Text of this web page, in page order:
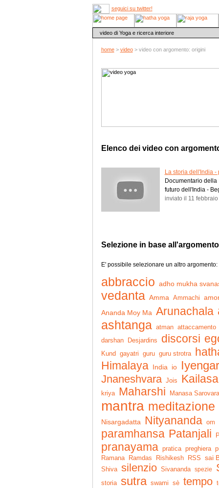
seguici su twitter!
video di Yoga e ricerca interiore
home> video> video con argomento: origini
Elenco dei video con
La storia dell'India -
Documentario della
futuro dell'India -
inviato il 11
Selezione in base all'argomento
E' possibile selezionare un altro argomento:
abbraccio adho mukha
vedanta Amma Ammachi
Ananda Moy Ma Arunachala
ashtanga atman attaccamento
darshan
Desjardins discorsi
Kund gayatri guru guru strotra
Himalaya
India io Iyengar
Jnaneshvara Jois Kailasa
kriya Maharshi Manasa Sarovara
mantra meditazione
Nisargadatta Nityananda om
paramhansa Patanjali
pranayama pratica preghiera
Ramana
Ramdas Rishikesh RSS sai
Shiva silenzio Sivananda spezie
storia sutra swami sè tempo